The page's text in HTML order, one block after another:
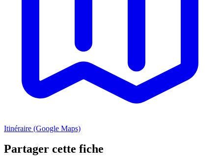
Itinéraire (Google Maps)
Partager cette fiche